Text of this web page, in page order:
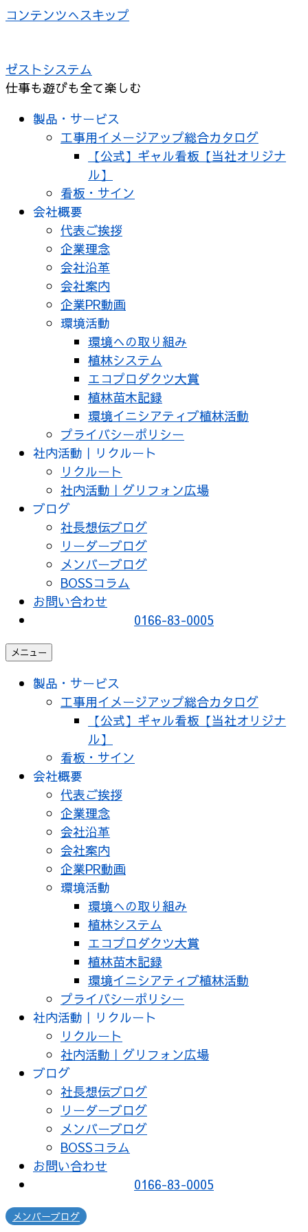
コンテンツへスキップ
ゼストシステム
仕事も遊びも全て楽しむ
製品・サービス
工事用イメージアップ総合カタログ
【公式】ギャル看板【当社オリジナ
ル】
看板・サイン
会社概要
代表ご挨拶
企業理念
会社沿革
会社案内
企業PR動画
環境活動
環境への取り組み
植林システム
エコプロダクツ大賞
植林苗木記録
環境イニシアティブ植林活動
プライバシーポリシー
社内活動｜リクルート
リクルート
社内活動｜グリフォン広場
ブログ
社長想伝ブログ
リーダーブログ
メンバーブログ
BOSSコラム
お問い合わせ
0166-83-0005
メニュー
製品・サービス
工事用イメージアップ総合カタログ
【公式】ギャル看板【当社オリジナ
ル】
看板・サイン
会社概要
代表ご挨拶
企業理念
会社沿革
会社案内
企業PR動画
環境活動
環境への取り組み
植林システム
エコプロダクツ大賞
植林苗木記録
環境イニシアティブ植林活動
プライバシーポリシー
社内活動｜リクルート
リクルート
社内活動｜グリフォン広場
ブログ
社長想伝ブログ
リーダーブログ
メンバーブログ
BOSSコラム
お問い合わせ
0166-83-0005
メンバーブログ